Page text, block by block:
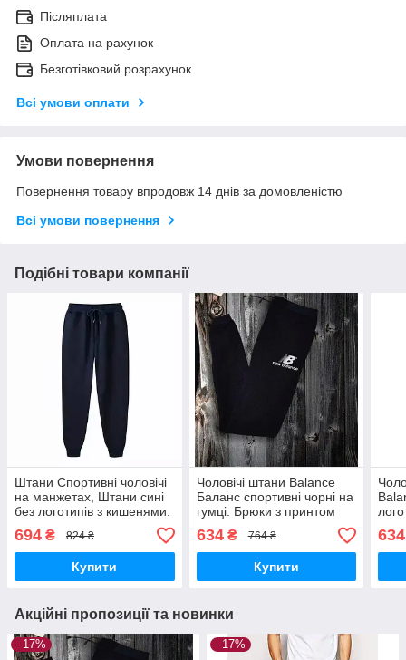
Післяплата
Оплата на рахунок
Безготівковий розрахунок
Всі умови оплати
Умови повернення
Повернення товару впродовж 14 днів за домовленістю
Всі умови повернення
Подібні товари компанії
Штани Спортивні чоловічі
на манжетах, Штани сині
без логотипів з кишенями.
Фліс Осінні, Зимові з
начосом
694 ₴ 824 ₴
Купити
Чоловічі штани Balance
Баланс спортивні чорні на
гумці. Брюки з принтом
Нью Беланс трикотажні з
кишенями
634₴ 764 ₴
Купити
634
Акційні пропозиції та новинки
–17% –17%